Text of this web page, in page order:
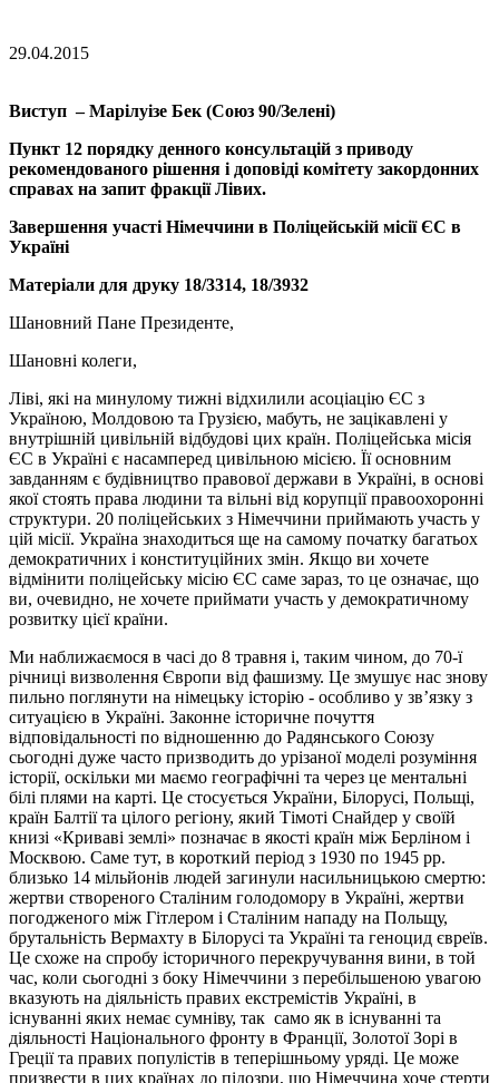
43935_14.jpg
29.04.2015
43935_14.jpg
Виступ – Марілуізе Бек (Союз 90/Зелені)
Пункт 12 порядку денного консультацій з приводу
рекомендованого рішення і доповіді комітету закордонних
справах на запит фракції Лівих.
Завершення участі Німеччини в Поліцейській місії ЄС в
Україні
Матеріали для друку 18/3314, 18/3932
Шановний Пане Президенте,
Шановні колеги,
Ліві, які на минулому тижні відхилили асоціацію ЄС з
Україною, Молдовою та Грузією, мабуть, не зацікавлені у
внутрішній цивільній відбудові цих країн. Поліцейська місія
ЄС в Україні є насамперед цивільною місією. Її основним
завданням є будівництво правової держави в Україні, в основі
якої стоять права людини та вільні від корупції правоохоронні
структури. 20 поліцейських з Німеччини приймають участь у
цій місії. Україна знаходиться ще на самому початку багатьох
демократичних і конституційних змін. Якщо ви хочете
відмінити поліцейську місію ЄС саме зараз, то це означає, що
ви, очевидно, не хочете приймати участь у демократичному
розвитку цієї країни.
Ми наближаємося в часі до 8 травня і, таким чином, до 70-ї
річниці визволення Європи від фашизму. Це змушує нас знову
пильно поглянути на німецьку історію - особливо у зв’язку з
ситуацією в Україні. Законне історичне почуття
відповідальності по відношенню до Радянського Союзу
сьогодні дуже часто призводить до урізаної моделі розуміння
історії, оскільки ми маємо географічні та через це ментальні
білі плями на карті. Це стосується України, Білорусі, Польщі,
країн Балтії та цілого регіону, який Тімоті Снайдер у своїй
книзі «Криваві землі» позначає в якості країн між Берліном і
Москвою. Саме тут, в короткий період з 1930 по 1945 рр.
близько 14 мільйонів людей загинули насильницькою смертю:
жертви створеного Сталіним голодомору в Україні, жертви
погодженого між Гітлером і Сталіним нападу на Польщу,
брутальність Вермахту в Білорусі та Україні та геноцид євреїв.
Це схоже на спробу історичного перекручування вини, в той
час, коли сьогодні з боку Німеччини з перебільшеною увагою
вказують на діяльність правих екстремістів Україні, в
існуванні яких немає сумніву, так само як в існуванні та
діяльності Національного фронту в Франції, Золотої Зорі в
Греції та правих популістів в теперішньому уряді. Це може
призвести в цих країнах до підозри, що Німеччина хоче стерти